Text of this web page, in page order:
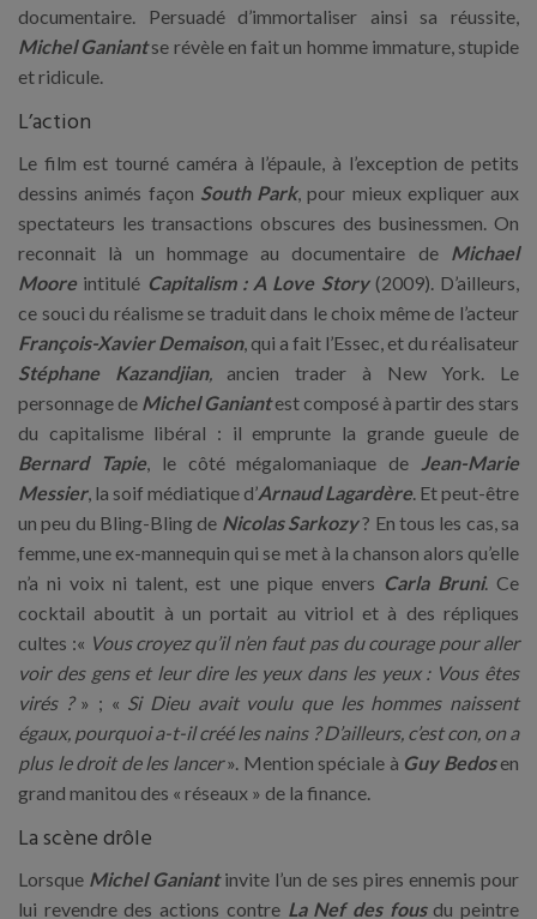
documentaire. Persuadé d’immortaliser ainsi sa réussite,
Michel Ganiantse révèle en fait un homme immature, stupide
et ridicule.
L’action
Le film est tourné caméra à l’épaule, à l’exception de petits
dessins animés façon South Park, pour mieux expliquer aux
spectateurs les transactions obscures des businessmen. On
reconnait là un hommage au documentaire de Michael
Moore intitulé Capitalism : A Love Story(2009). D’ailleurs,
ce souci du réalisme se traduit dans le choix même de l’acteur
François-Xavier Demaison, qui a fait l’Essec, et du réalisateur
Stéphane Kazandjian,ancien trader à New York. Le
personnage de Michel Ganiant est composé à partir des stars
du capitalisme libéral : il emprunte la grande gueule de
Bernard Tapie, le côté mégalomaniaque de Jean-Marie
Messier, la soif médiatique d’Arnaud Lagardère. Et peut-être
un peu du Bling-Bling de Nicolas Sarkozy? En tous les cas, sa
femme, une ex-mannequin qui se met à la chanson alors qu’elle
n’a ni voix ni talent, est une pique envers Carla Bruni. Ce
cocktail aboutit à un portait au vitriol et à des répliques
cultes :« Vous croyez qu’il n’en faut pas du courage pour aller
voir des gens et leur dire les yeux dans les yeux : Vous êtes
virés ?» ; « Si Dieu avait voulu que les hommes naissent
égaux, pourquoi a-t-il créé les nains ? D’ailleurs, c’est con, on a
plus le droit de les lancer». Mention spéciale à Guy Bedos en
grand manitou des « réseaux » de la finance.
La scène drôle
Lorsque Michel Ganiant invite l’un de ses pires ennemis pour
lui revendre des actions contre La Nef des fous du peintre